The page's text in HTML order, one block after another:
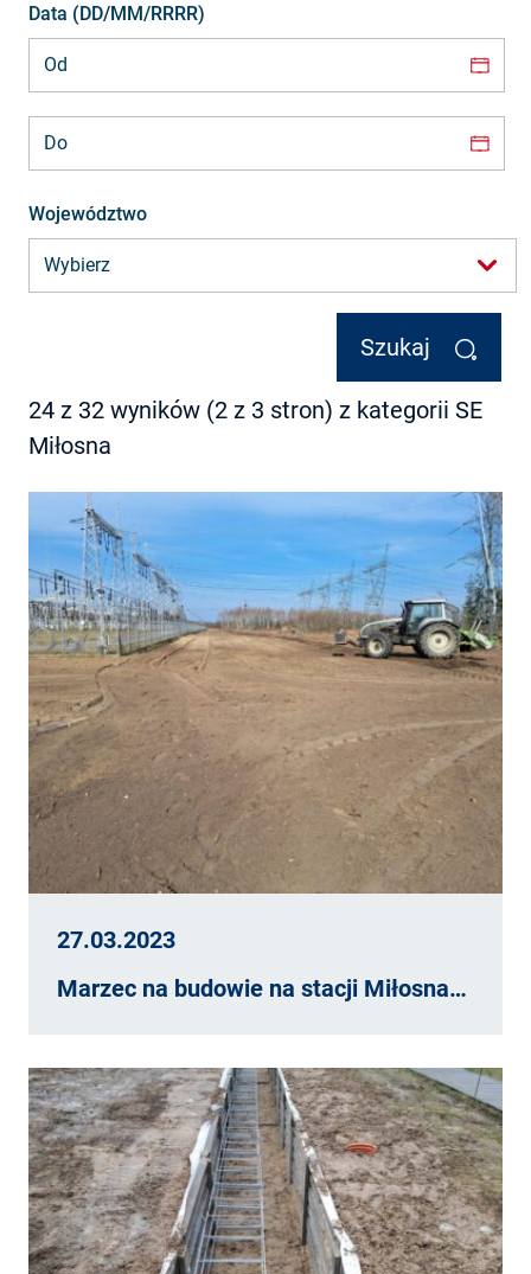
Data (DD/MM/RRRR)
Województwo
Szukaj
24 z 32 wyników (2 z 3 stron) z kategorii SE
Miłosna
27.03.2023
Marzec na budowie na stacji Miłosna…